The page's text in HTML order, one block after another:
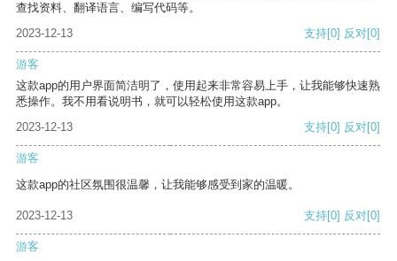
查找资料、翻译语言、编写代码等。
2023-12-13
支持[0] 反对[0]
游客
这款app的用户界面简洁明了，使用起来非常容易上手，让我能够快速熟
悉操作。我不用看说明书，就可以轻松使用这款app。
2023-12-13
支持[0] 反对[0]
游客
这款app的社区氛围很温馨，让我能够感受到家的温暖。
2023-12-13 支持[0] 反对[0]
游客